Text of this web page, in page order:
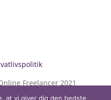
Freelancer 2021
at vi giver dig den bedste